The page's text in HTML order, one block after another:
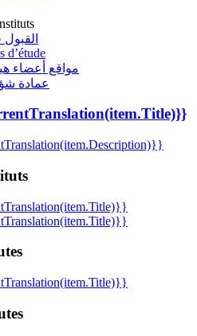
d’étude
مواقع أعضاء
عمادة